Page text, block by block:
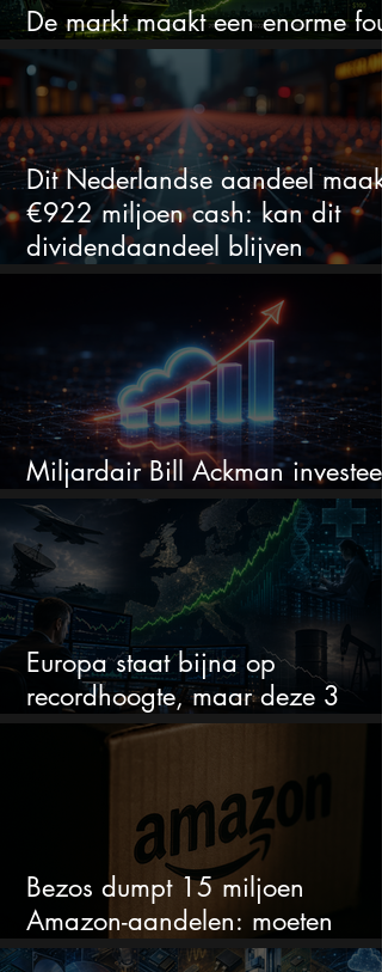
De markt maakt een enorme fout
Dit Nederlandse aandeel maakt
€922 miljoen cash: kan dit
dividendaandeel blijven
verhogen?
Miljardair Bill Ackman investeert
miljarden in dit techaandeel
Europa staat bijna op
recordhoogte, maar deze 3
sectoren vallen nu op
Bezos dumpt 15 miljoen
Amazon-aandelen: moeten
beleggers zich zorgen maken?